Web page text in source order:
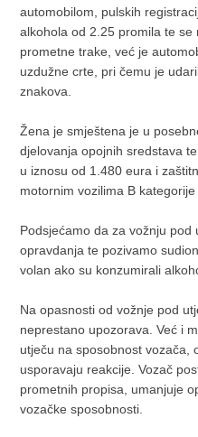
automobilom, pulskih
alkohola od 2.25 promila te
prometne trake, već je
uzdužne crte, pri čemu je
znakova.
Žena je smještena je u
djelovanja opojnih sredstava
u iznosu od 1.480 eura i
motornim vozilima B
Podsjećamo da za vožnju pod
opravdanja te pozivamo
volan ako su konzumirali
Na opasnosti od vožnje pod
neprestano upozorava. Već i
utječu na sposobnost vozača,
usporavaju reakcije. Vozač
prometnih propisa, umanjuje
vozačke sposobnosti.